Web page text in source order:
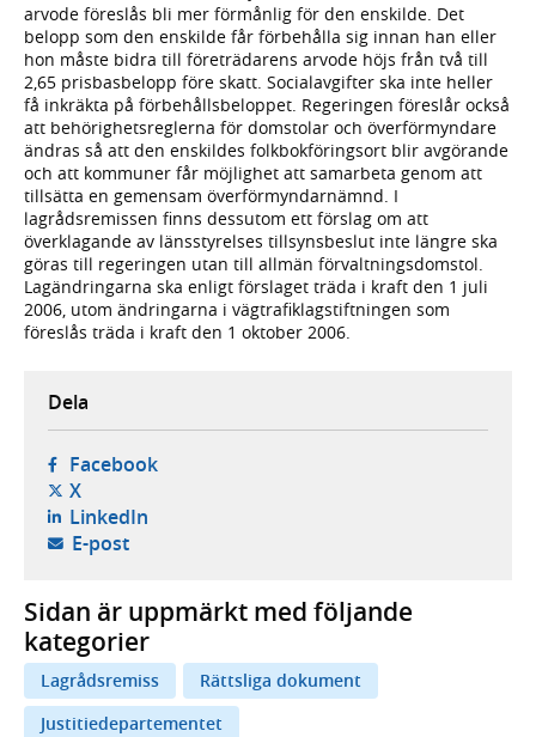
arvode föreslås bli mer förmånlig för den enskilde. Det
belopp som den enskilde får förbehålla sig innan han eller
hon måste bidra till företrädarens arvode höjs från två till
2,65 prisbasbelopp före skatt. Socialavgifter ska inte heller
få inkräkta på förbehållsbeloppet. Regeringen föreslår också
att behörighetsreglerna för domstolar och överförmyndare
ändras så att den enskildes folkbokföringsort blir avgörande
och att kommuner får möjlighet att samarbeta genom att
tillsätta en gemensam överförmyndarnämnd. I
lagrådsremissen finns dessutom ett förslag om att
överklagande av länsstyrelses tillsynsbeslut inte längre ska
göras till regeringen utan till allmän förvaltningsdomstol.
Lagändringarna ska enligt förslaget träda i kraft den 1 juli
2006, utom ändringarna i vägtrafiklagstiftningen som
föreslås träda i kraft den 1 oktober 2006.
Dela
Facebook- öppnas i ny flik, extern webbplats,
X- öppnas i ny flik, extern webbplats,
LinkedIn- öppnas i ny flik, extern webbplats,
E-post- öppnar din e-postklient,
Sidan är uppmärkt med följande
kategorier
Lagrådsremiss
Rättsliga dokument
Justitiedepartementet